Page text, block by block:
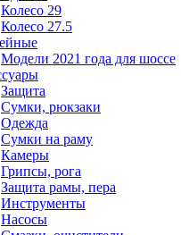
Колесо 29
Колесо 27.5
Модели 2021 года для шоссе
Защита
Сумки, рюкзаки
Одежда
Сумки на раму
Камеры
Грипсы, рога
Защита рамы, пера
Инструменты
Насосы